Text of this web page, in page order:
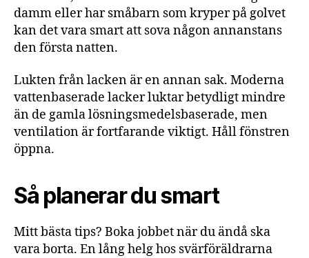
damm eller har småbarn som kryper på golvet
kan det vara smart att sova någon annanstans
den första natten.
Lukten från lacken är en annan sak. Moderna
vattenbaserade lacker luktar betydligt mindre
än de gamla lösningsmedelsbaserade, men
ventilation är fortfarande viktigt. Håll fönstren
öppna.
Så planerar du smart
Mitt bästa tips? Boka jobbet när du ändå ska
vara borta. En lång helg hos svärföräldrarna